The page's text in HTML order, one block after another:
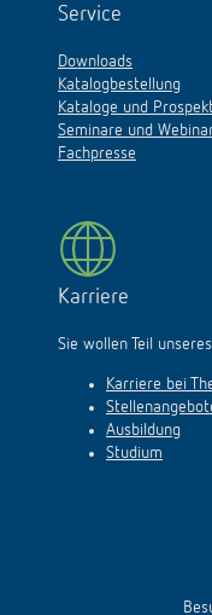
Service
Downloads
Katalogbestellung
Kataloge und
Seminare und
Fachpresse
Karriere
Sie wollen Teil
Karriere bei
Ausbildung
Studium